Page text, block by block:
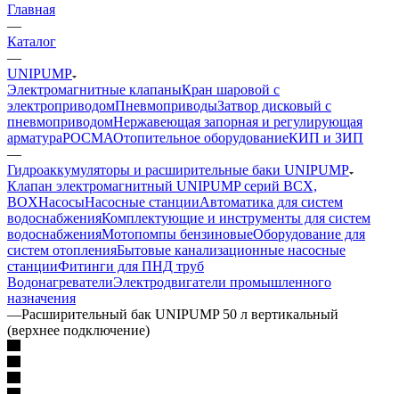
Главная
—
Каталог
—
UNIPUMP
Электромагнитные клапаныКран шаровой с
электроприводомПневмоприводыЗатвор дисковый с
пневмоприводомНержавеющая запорная и регулирующая
арматураРОСМАОтопительное оборудованиеКИП и ЗИП
—
Гидроаккумуляторы и расширительные баки UNIPUMP
Клапан электромагнитный UNIPUMP серий BCX,
BOXНасосыНасосные станцииАвтоматика для систем
водоснабженияКомплектующие и инструменты для систем
водоснабженияМотопомпы бензиновыеОборудование для
систем отопленияБытовые канализационные насосные
станцииФитинги для ПНД труб
ВодонагревателиЭлектродвигатели промышленного
назначения
—Расширительный бак UNIPUMP 50 л вертикальный
(верхнее подключение)